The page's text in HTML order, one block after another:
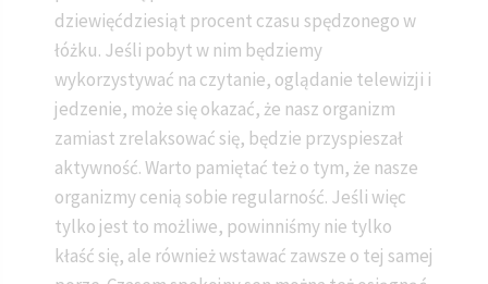
dziewięćdziesiąt procent czasu spędzonego w
łóżku. Jeśli pobyt w nim będziemy
wykorzystywać na czytanie, oglądanie telewizji i
jedzenie, może się okazać, że nasz organizm
zamiast zrelaksować się, będzie przyspieszał
aktywność. Warto pamiętać też o tym, że nasze
organizmy cenią sobie regularność. Jeśli więc
tylko jest to możliwe, powinniśmy nie tylko
kłaść się, ale również wstawać zawsze o tej samej